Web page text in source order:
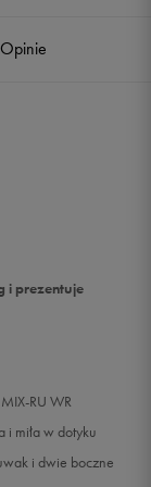
Opinie
i prezentuje
RU WR
i miła w dotyku
i dwie boczne